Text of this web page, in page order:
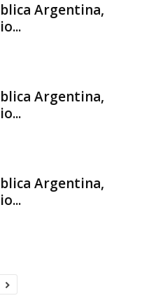
Argentina,
Argentina,
Argentina,